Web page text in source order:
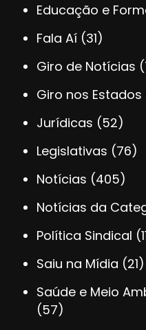
Educação e
Fala Aí (31)
Giro de Notícias
Giro nos Estados
Jurídicas (52)
Legislativas (76)
Notícias (405)
Notícias da
Política Sindical
Saiu na Mídia (21)
Saúde e Meio
(57)